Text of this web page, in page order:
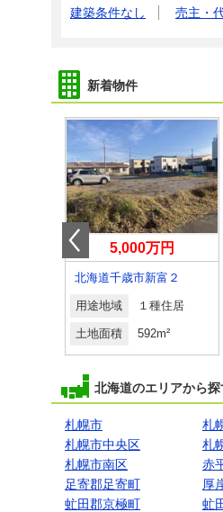
建築条件なし
売主・
新着物件
5,000万円
北海道千歳市新富２
用途地域 １種住居
土地面積 592m²
北海道のエリアから探
札幌市 札
札幌市中央区
札
札幌市南区
赤
足寄郡足寄町
厚
虻田郡京極町
虻